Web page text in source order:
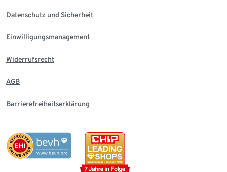
Datenschutz und Sicherheit
Einwilligungsmanagement
Widerrufsrecht
AGB
Barrierefreiheitserklärung